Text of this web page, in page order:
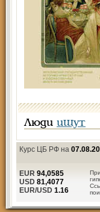
Люди ищут
Курс ЦБ РФ на
EUR 94,0585
USD 81,4077
EUR/USD 1.16